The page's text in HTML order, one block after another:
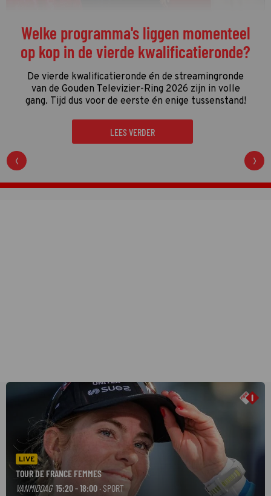
De streamingtip van de week: The
Idaho Murders: College Nightmare op
Netflix
De driedelige documentaireThe Idaho Murders:
College Nightmare
gaat over een van de gruwelijkste
moordzaken van de laatste jaren en is een
regelrechte hit op Netflix.
LIVE
TOUR DE FRANCE FEMMES
VANMIDDAG 15:20 - 18:00 · SPORT